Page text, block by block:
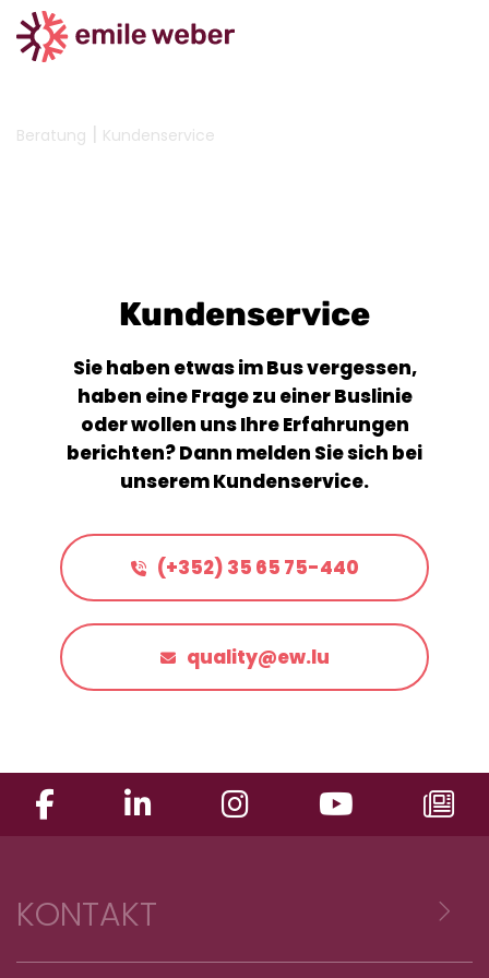
Beratung | Kundenservice
Kundenservice
Sie haben etwas im Bus vergessen,
haben eine Frage zu einer Buslinie
oder wollen uns Ihre Erfahrungen
berichten? Dann melden Sie sich bei
unserem Kundenservice.
(+352) 35 65 75-440
quality@ew.lu
KONTAKT